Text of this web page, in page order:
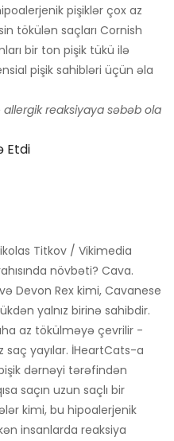
pişiklər çox az
tökülən saçları Cornish
bir ton pişik tükü ilə
pişik sahibləri üçün əla
reaksiyaya səbəb ola
Etdi
Titkov / Vikimedia
növbəti? Cava.
Devon Rex kimi, Cavanese
yalnız birinə sahibdir.
az tökülməyə çevrilir -
saç yayılar. İHeartCats-a
dərnəyi tərəfindən
saçın uzun saçlı bir
kimi, bu hipoalerjenik
insanlarda reaksiya